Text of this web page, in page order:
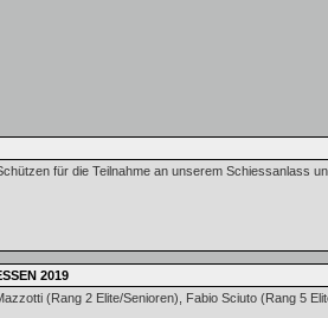
für die Teilnahme an unserem Schiessanlass
2019
(Rang 2 Elite/Senioren), Fabio Sciuto (Rang 5